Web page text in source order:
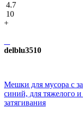
4.7
10
+
delblu3510
Мешки для мусора с
синий, для тяжелого
затягивания